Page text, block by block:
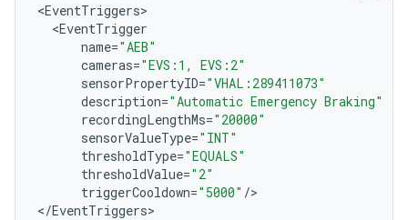
<EventTriggers
<EventTrigger
name="AEB"
cameras="EVS:1, EVS:2"
sensorPropertyID="VHAL:289411073"
description="Automatic Emergency Braking"
recordingLengthMs="20000"
sensorValueType="INT"
thresholdType="EQUALS"
thresholdValue="2"
triggerCooldown="5000" />
</EventTriggers